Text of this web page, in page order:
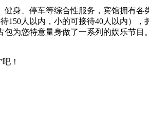
身、停车等综合性服务，宾馆拥有各
150人以内，小的可接待40人以内），
为您特意量身做了一系列的娱乐节目
！